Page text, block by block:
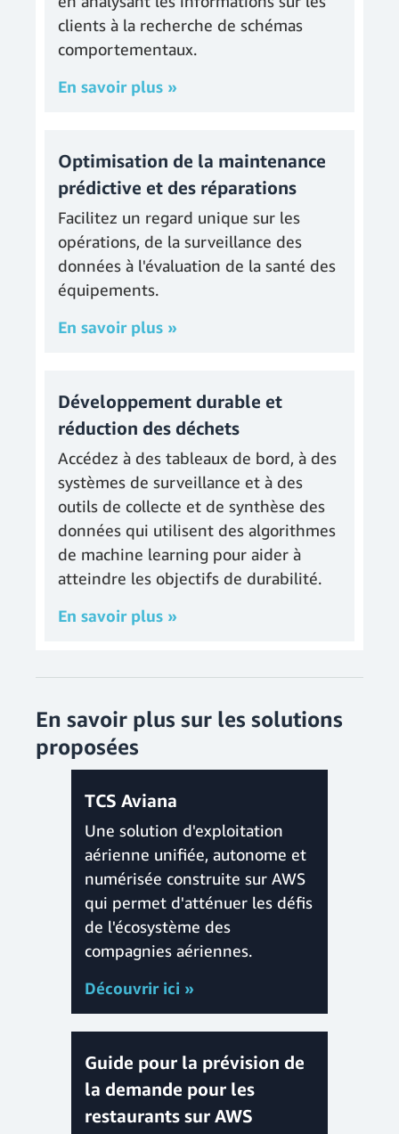
clients à la recherche de schémas
comportementaux.
En savoir plus »
Optimisation de la maintenance
prédictive et des réparations
Facilitez un regard unique sur les
opérations, de la surveillance des
données à l'évaluation de la santé des
équipements.
En savoir plus »
Développement durable et
réduction des déchets
Accédez à des tableaux de bord, à des
systèmes de surveillance et à des
outils de collecte et de synthèse des
données qui utilisent des algorithmes
de machine learning pour aider à
atteindre les objectifs de durabilité.
En savoir plus »
En savoir plus sur les solutions
proposées
TCS Aviana
Une solution d'exploitation
aérienne unifiée, autonome et
numérisée construite sur AWS
qui permet d'atténuer les défis
de l'écosystème des
compagnies aériennes.
Découvrir ici »
Guide pour la prévision de
la demande pour les
restaurants sur AWS